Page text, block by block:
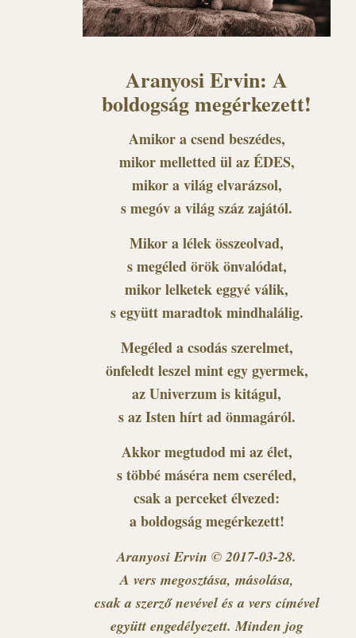
Aranyosi Ervin: A
boldogság megérkezett!
Amikor a csend beszédes,
mikor melletted ül az ÉDES,
mikor a világ elvarázsol,
s megóv a világ száz zajától.
Mikor a lélek összeolvad,
s megéled örök önvalódat,
mikor lelketek eggyé válik,
s együtt maradtok mindhalálig.
Megéled a csodás szerelmet,
önfeledt leszel mint egy gyermek,
az Univerzum is kitágul,
s az Isten hírt ad önmagáról.
Akkor megtudod mi az élet,
s többé máséra nem cseréled,
csak a perceket élvezed:
a boldogság megérkezett!
Aranyosi Ervin © 2017-03-28.
A vers megosztása, másolása,
csak a szerző nevével és a vers címével
együtt engedélyezett. Minden jog